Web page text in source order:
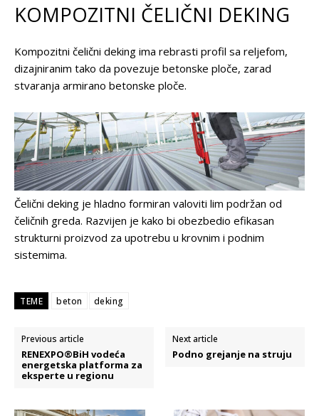
KOMPOZITNI ČELIČNI DEKING
Kompozitni čelični deking ima rebrasti profil sa reljefom,
dizajniranim tako da povezuje betonske ploče, zarad
stvaranja armirano betonske ploče.
Čelični deking je hladno formiran valoviti lim podržan od
čeličnih greda. Razvijen je kako bi obezbedio efikasan
strukturni proizvod za upotrebu u krovnim i podnim
sistemima.
TEME beton deking
Previous article
RENEXPO®BiH vodeća
energetska platforma za
eksperte u regionu
Next article
Podno grejanje na struju